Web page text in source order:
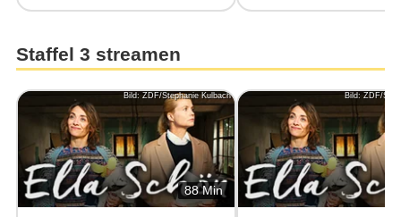
Staffel 3 streamen
Bild: ZDF/Stephanie Kulbach
88 Min
Bild: ZDF/